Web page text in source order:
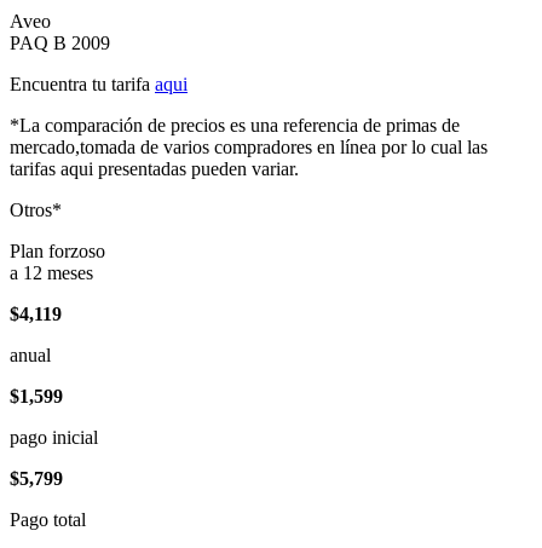
Aveo
PAQ B 2009
Encuentra tu tarifa aqui
*La comparación de precios es una referencia de primas de
mercado,tomada de varios compradores en línea por lo cual las
tarifas aqui presentadas pueden variar.
Otros*
Plan forzoso
a 12 meses
$4,119
anual
$1,599
pago inicial
$5,799
Pago total